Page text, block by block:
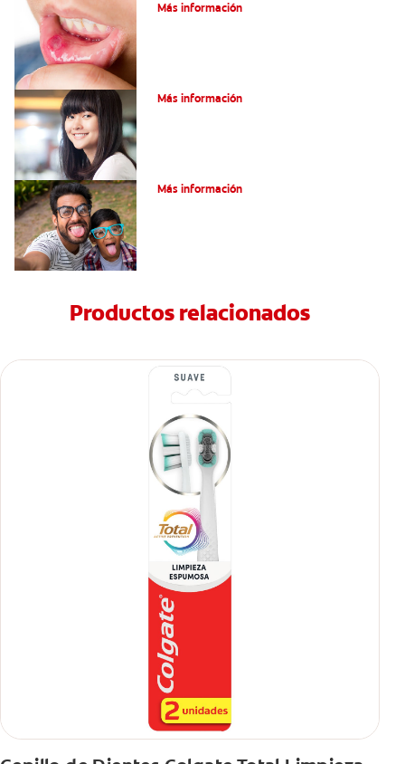
Más información
Más información
Más información
Productos relacionados